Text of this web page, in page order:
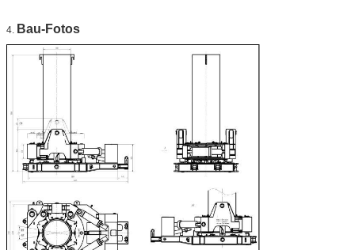
4. Bau-Fotos